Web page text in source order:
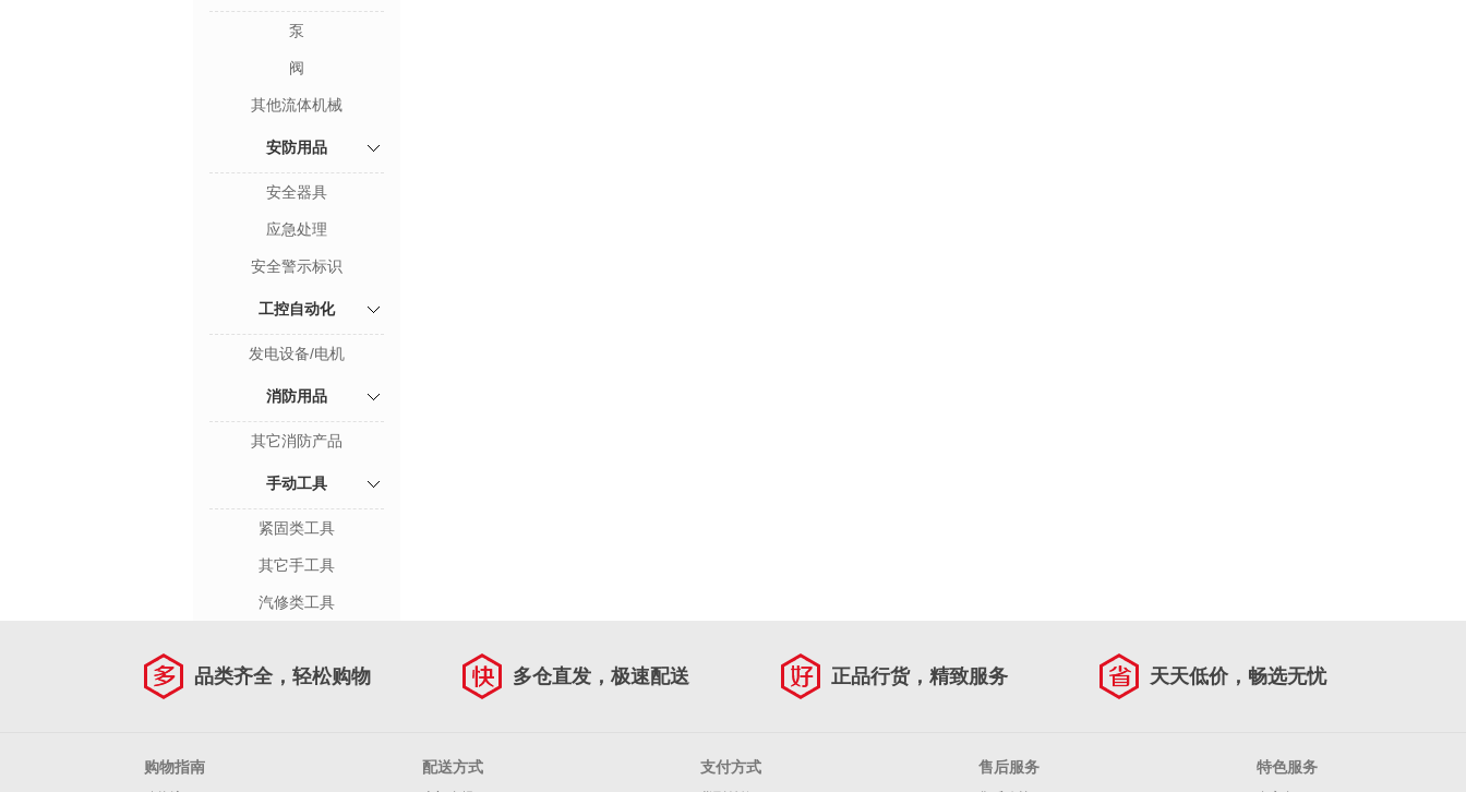
泵
阀
其他流体机械
安防用品
安全器具
应急处理
安全警示标识
工控自动化
发电设备/电机
消防用品
其它消防产品
手动工具
紧固类工具
其它手工具
汽修类工具
品类齐全，轻松购物 多仓直发，极速配送 正品行货，精致服务 天天低价，畅选无忧
购物指南 配送方式 支付方式 售后服务 特色服务